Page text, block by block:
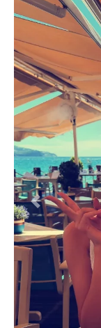
Previous